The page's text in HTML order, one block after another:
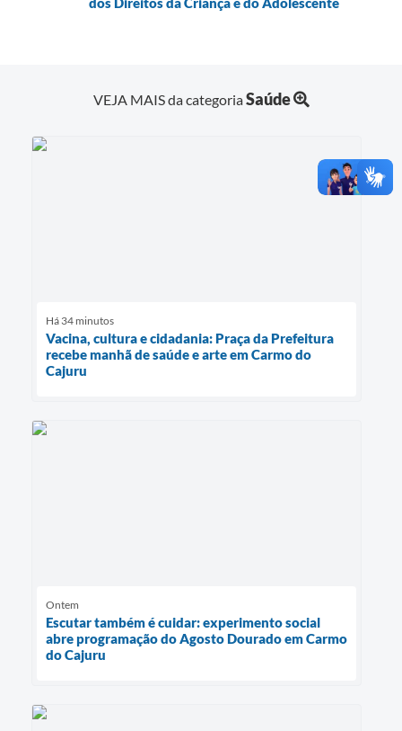
VEJA MAIS da categoriaSaúde
Há 34 minutos
Vacina, cultura e cidadania: Praça da Prefeitura
recebe manhã de saúde e arte em Carmo do
Cajuru
Ontem
Escutar também é cuidar: experimento social
abre programação do Agosto Dourado em Carmo
do Cajuru